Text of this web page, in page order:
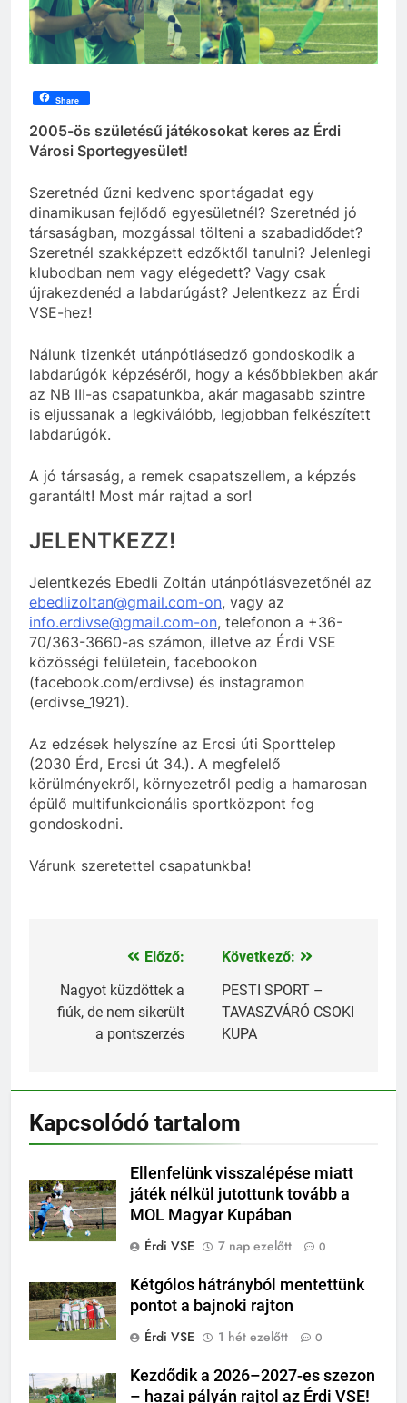
Share
2005-ös születésű játékosokat keres az Érdi
Városi Sportegyesület!
Szeretnéd űzni kedvenc sportágadat egy
dinamikusan fejlődő egyesületnél? Szeretnéd jó
társaságban, mozgással tölteni a szabadidődet?
Szeretnél szakképzett edzőktől tanulni? Jelenlegi
klubodban nem vagy elégedett? Vagy csak
újrakezdenéd a labdarúgást? Jelentkezz az Érdi
VSE-hez!
Nálunk tizenkét utánpótlásedző gondoskodik a
labdarúgók képzéséről, hogy a későbbiekben akár
az NB III-as csapatunkba, akár magasabb szintre
is eljussanak a legkiválóbb, legjobban felkészített
labdarúgók.
A jó társaság, a remek csapatszellem, a képzés
garantált! Most már rajtad a sor!
JELENTKEZZ!
Jelentkezés Ebedli Zoltán utánpótlásvezetőnél az
ebedlizoltan@gmail.com-on, vagy az
info.erdivse@gmail.com-on, telefonon a +36-
70/363-3660-as számon, illetve az Érdi VSE
közösségi felületein, facebookon
(facebook.com/erdivse) és instagramon
(erdivse_1921).
Az edzések helyszíne az Ercsi úti Sporttelep
(2030 Érd, Ercsi út 34.). A megfelelő
körülményekről, környezetről pedig a hamarosan
épülő multifunkcionális sportközpont fog
gondoskodni.
Várunk szeretettel csapatunkba!
Bejegyzés
navigáció
Előző:
Nagyot küzdöttek a
fiúk, de nem sikerült
a pontszerzés
Következő:
PESTI SPORT –
TAVASZVÁRÓ CSOKI
KUPA
Kapcsolódó tartalom
Ellenfelünk visszalépése miatt
játék nélkül jutottunk tovább a
MOL Magyar Kupában
Érdi VSE
7 nap ezelőtt 0
Kétgólos hátrányból mentettünk
pontot a bajnoki rajton
Érdi VSE
1 hét ezelőtt 0
Kezdődik a 2026–2027-es szezon
– hazai pályán rajtol az Érdi VSE!